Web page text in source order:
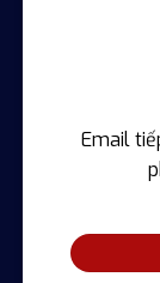
Email